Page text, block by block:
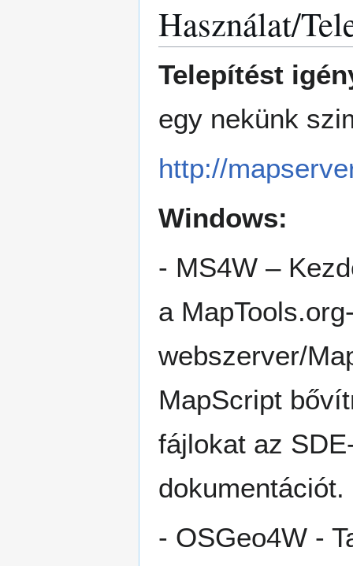
Használat/
Telepítést
egy nekünk
http://
Windows:
- MS4W –
a
webszerver/
MapScript
fájlokat az
dokumentációt.
- OSGeo4W -